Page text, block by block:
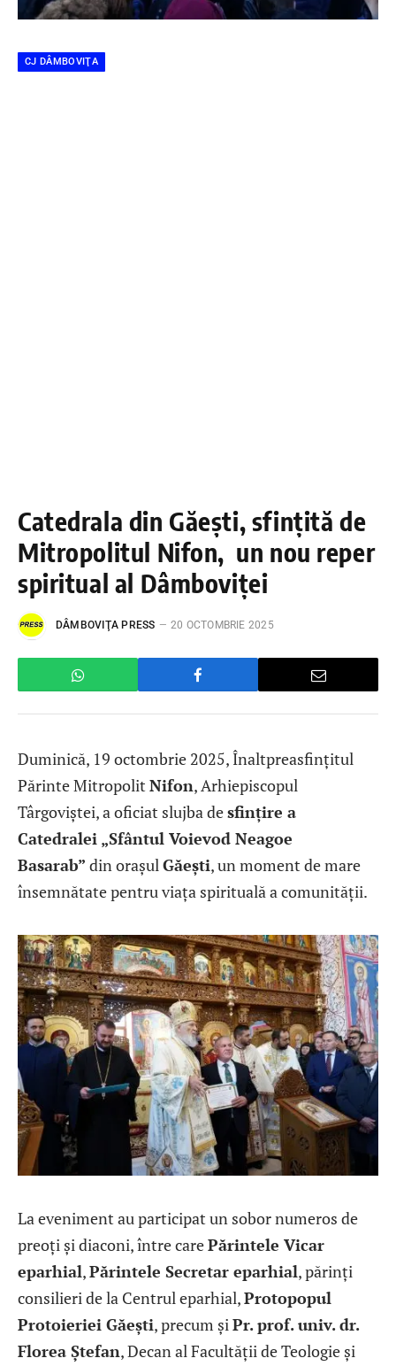
CJ DÂMBOVIŢA
Catedrala din Găești, sfințită de
Mitropolitul Nifon, un nou reper
spiritual al Dâmboviței
DÂMBOVIŢA PRESS 20 OCTOMBRIE 2025
Duminică, 19 octombrie 2025, Înaltpreasfințitul
Părinte Mitropolit Nifon, Arhiepiscopul
Târgoviștei, a oficiat slujba desfințire a
Catedralei „Sfântul Voievod Neagoe
Basarab” din orașulGăești, un moment de mare
însemnătate pentru viața spirituală a comunității.
La eveniment au participat un sobor numeros de
preoți și diaconi, între carePărintele Vicar
eparhial,Părintele Secretar eparhial, părinți
consilieri de la Centrul eparhial,Protopopul
Protoieriei Găești, precum șiPr. prof. univ. dr.
Florea Ștefan, Decan al Facultății de Teologie și